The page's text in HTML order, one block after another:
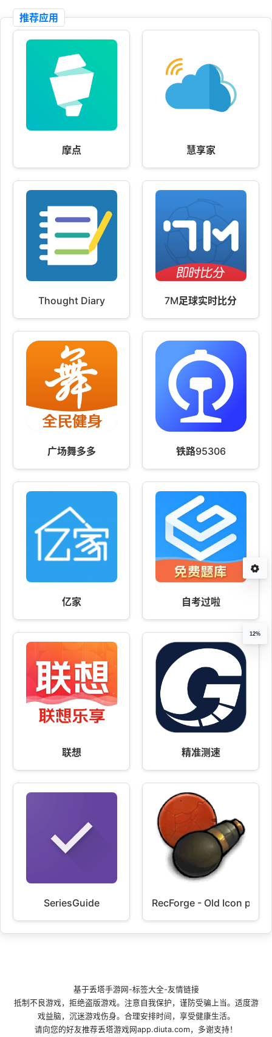
推荐应用
摩点 慧享家
Thought Diary 7M足球实时比分
广场舞多多 铁路95306
亿家 自考过啦
联想 精准测速
SeriesGuide RecForge - Old Icon pack
12%
基于丢塔手游网 -标签大全-友情链接
抵制不良游戏，拒绝盗版游戏。注意自我保护，谨防受骗上当。适度游
戏益脑，沉迷游戏伤身。合理安排时间，享受健康生活。
请向您的好友推荐丢塔游戏网app.diuta.com，多谢支持！